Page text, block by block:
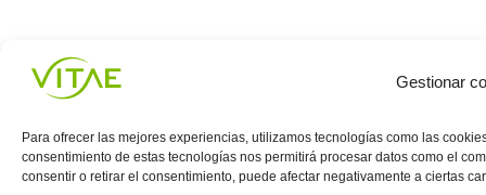
Gestionar
Para ofrecer las mejores experiencias, utilizamos tecnologías como las
consentimiento de estas tecnologías nos permitirá procesar datos como el
consentir o retirar el consentimiento, puede afectar negativamente a ciertas